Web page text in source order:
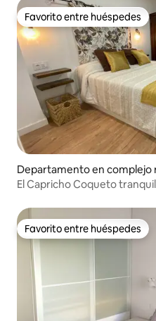
Favorito entre huéspedes
Favorito entre huéspedes
Departamento en complejo
rgos
El Capricho Coqueto
Favorito entre huéspedes
Favorito entre huéspedes